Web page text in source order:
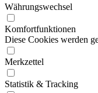
Währungswechsel
Komfortfunktionen
Diese Cookies werden
Merkzettel
Statistik & Tracking